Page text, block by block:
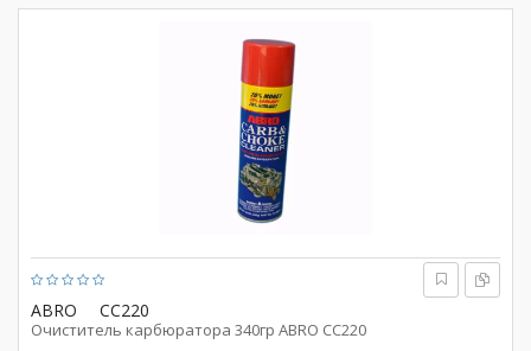
ABRO CC220
Очиститель карбюратора 340гр ABRO CC220